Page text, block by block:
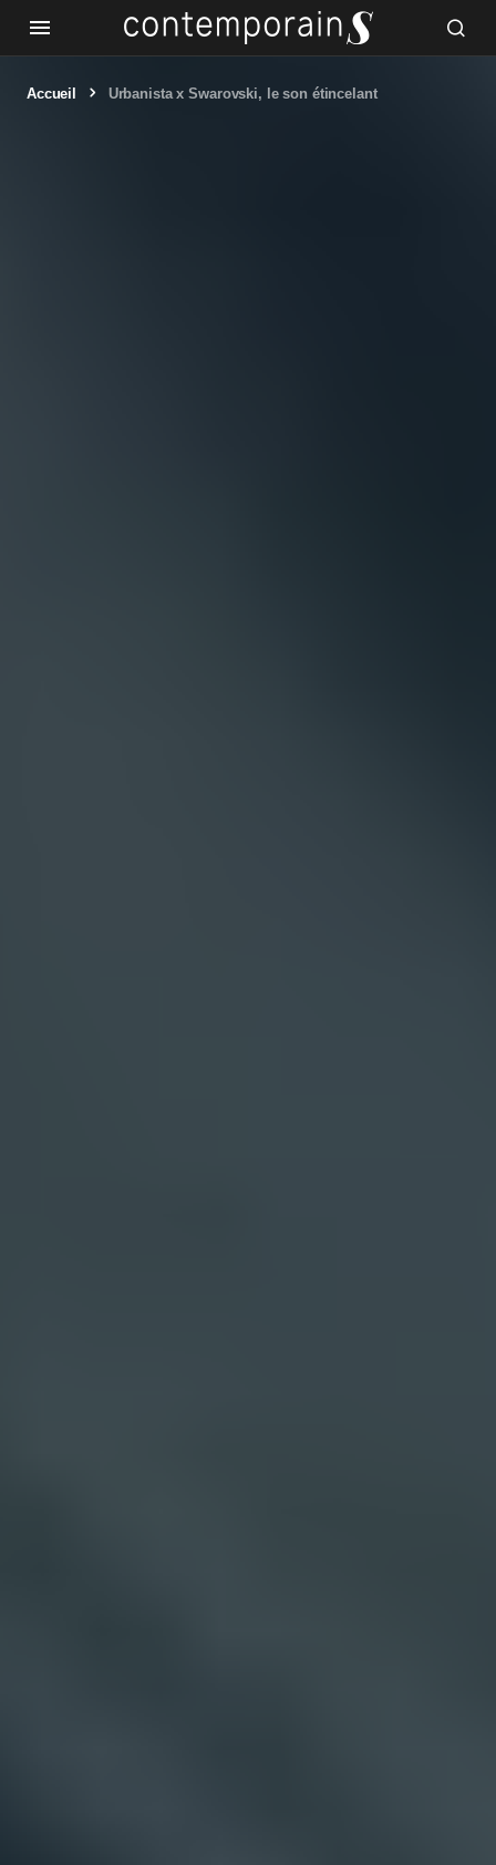
Accueil Urbanista x Swarovski, le son étincelant